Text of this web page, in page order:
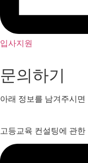
입사지원
문의하기
아래 정보를 남겨주시
고등교육 컨설팅에 관